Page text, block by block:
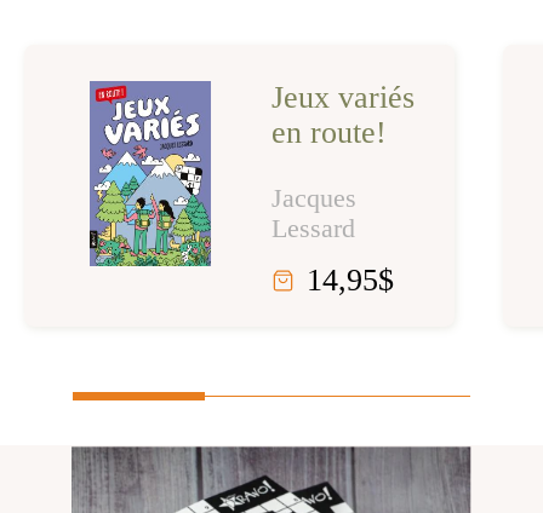
Jeux variés
en route!
Jacques
Lessard
14,95$